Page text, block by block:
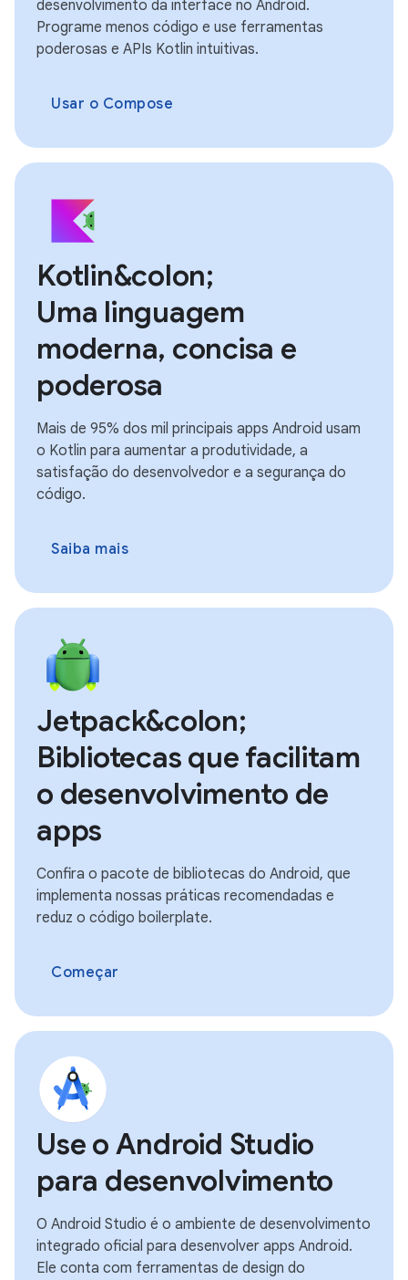
desenvolvimento da interface no Android.
Programe menos código e use ferramentas
poderosas e APIs Kotlin intuitivas.
Usar o Compose
Kotlin&colon;
Uma linguagem
moderna, concisa e
poderosa
Mais de 95% dos mil principais apps Android usam
o Kotlin para aumentar a produtividade, a
satisfação do desenvolvedor e a segurança do
código.
Saiba mais
Jetpack&colon;
Bibliotecas que facilitam
o desenvolvimento de
apps
Confira o pacote de bibliotecas do Android, que
implementa nossas práticas recomendadas e
reduz o código boilerplate.
Começar
Use o Android Studio
para desenvolvimento
O Android Studio é o ambiente de desenvolvimento
integrado oficial para desenvolver apps Android.
Ele conta com ferramentas de design do